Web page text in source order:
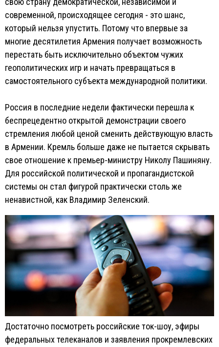
современной, происходящее сегодня - это шанс,
который нельзя упустить. Потому что впервые за
многие десятилетия Армения получает возможность
перестать быть исключительно объектом чужих
геополитических игр и начать превращаться в
самостоятельного субъекта международной политики.
Россия в последние недели фактически перешла к
беспрецедентно открытой демонстрации своего
стремления любой ценой сменить действующую власть
в Армении. Кремль больше даже не пытается скрывать
свое отношение к премьер-министру Николу Пашиняну.
Для российской политической и пропагандистской
системы он стал фигурой практически столь же
ненавистной, как Владимир Зеленский.
Достаточно посмотреть российские ток-шоу, эфиры
федеральных телеканалов и заявления прокремлевских